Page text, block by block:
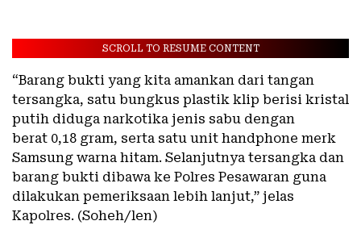
SCROLL TO RESUME CONTENT
“Barang bukti yang kita amankan dari tangan
tersangka, satu bungkus plastik klip berisi kristal
putih diduga narkotika jenis sabu dengan
berat 0,18 gram, serta satu unit handphone merk
Samsung warna hitam. Selanjutnya tersangka dan
barang bukti dibawa ke Polres Pesawaran guna
dilakukan pemeriksaan lebih lanjut,” jelas
Kapolres. (Soheh/len)